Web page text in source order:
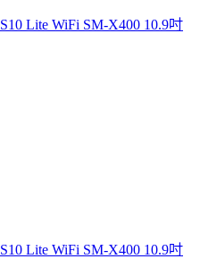
Lite WiFi SM-X400 10.9吋
Lite WiFi SM-X400 10.9吋